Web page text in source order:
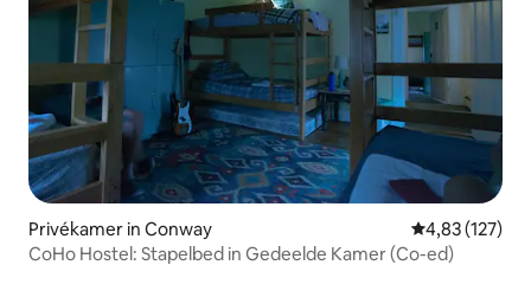
Privékamer in Conway Gemiddelde
4,83 (127)
CoHo Hostel: Stapelbed in Gedeelde Kamer (Co-ed)